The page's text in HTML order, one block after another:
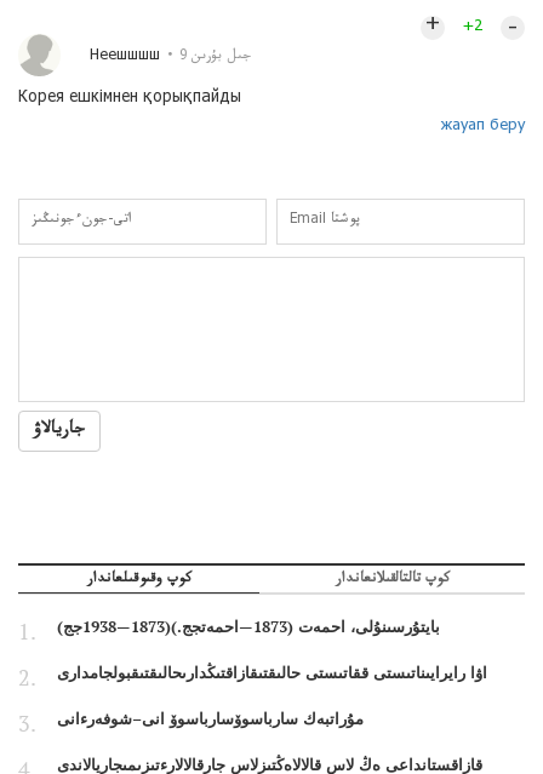
Неешшшш 9 جىل بۇرىن
+ +2 –
Корея ешкімнен қорықпайды
жауап беру
جاريالاۋ
كوپ وقىوقىلعاندار كوپ تالتالقىلانعاندار
بايتۇرسىنۇلى، احمەت (1873—احمەتجج.)(1873—1938جج)
اۋا رايرايىناتىستى ققاتىستى حالىقتىقازاقتىڭدارىحالىقتىقبولجامدارى
مۇراتبەك سارباسوۆسارباسوۆ انى–شوفەرءانى
قازاقستانداعى ەڭ لاس قالالاەڭتىزلاس جارقالالارءتىزىمىجاريالاندى